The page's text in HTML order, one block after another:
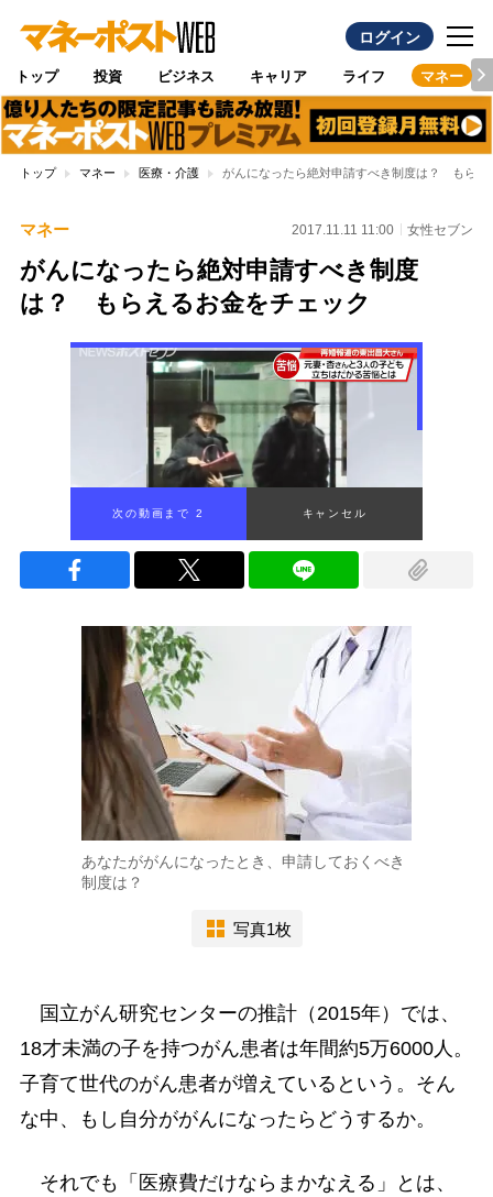
ログイン
トップ 投資 ビジネス キャリア ライフ マネー
トップ マネー 医療・介護 がんになったら絶対申請すべき制度は？ もらえ
マネー 2017.11.11 11:00 女性セブン
がんになったら絶対申請すべき制度
は？ もらえるお金をチェック
次の動画まで 1 キャンセル
あなたががんになったとき、申請しておくべき
制度は？
写真1枚
国立がん研究センターの推計（2015年）では、
18才未満の子を持つがん患者は年間約5万6000人。
子育て世代のがん患者が増えているという。そん
な中、もし自分ががんになったらどうするか。
それでも「医療費だけならまかなえる」とは、